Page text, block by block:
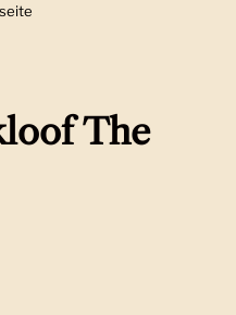
Folie 1
The